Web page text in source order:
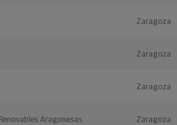
Zaragoza
Zaragoza
Zaragoza
Aragonesas Zaragoza